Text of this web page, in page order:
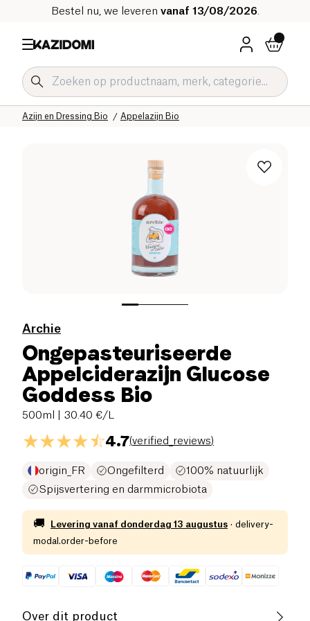
Bestel nu, we leveren vanaf 13/08/2026
Appelazijn Bio
Azijn en Dressing Bio
Sauzen en Condimenten Bio
Zoute Kruidenierswaren Bio
Onze biologische catalogus
Home
Archie
Ongepasteuriseerde
Appelciderazijn Glucose
Goddess Bio
500ml | 30.40 €/L
4.7(verified_reviews)
origin_FR Ongefilterd
100% natuurlijk
Spijsvertering en darmmicrobiota
🚚 Levering vanaf donderdag 13 augustus · delivery-
modal.order-before
Over dit product